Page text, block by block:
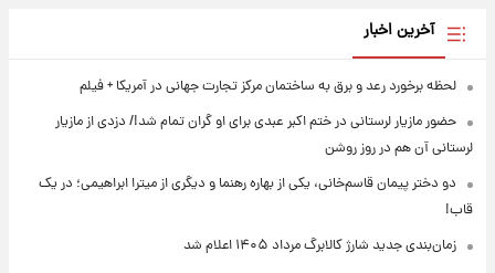
آخرین اخبار
لحظه برخورد رعد و برق به ساختمان مرکز تجارت جهانی در آمریکا + فیلم
حضور مازیار لرستانی در ختم اکبر عبدی برای او گران تمام شد!/ دزدی از مازیار
لرستانی آن هم در روز روشن
دو دختر پیمان قاسم‌خانی، یکی از بهاره رهنما و دیگری از میترا ابراهیمی؛ در یک
قاب!
زمان‌بندی جدید شارژ کالابرگ مرداد ۱۴۰۵ اعلام شد